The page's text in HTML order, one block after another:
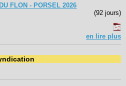
FLON - PORSEL 2026
(92 jours)
en lire plus